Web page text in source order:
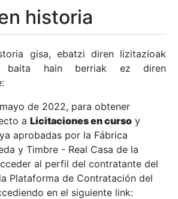
historia
gisa, ebatzi diren lizitazioak
baita hain berriak ez diren
de 2022, para obtener
a Licitaciones en curso y
ya aprobadas por la Fábrica
y Timbre - Real Casa de la
al perfil del contratante del
Plataforma de Contratación del
en el siguiente link: